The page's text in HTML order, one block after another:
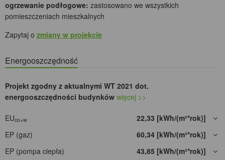
ogrzewanie podłogowe: zastosowano we wszystkich
pomieszczeniach mieszkalnych
Zapytaj o zmiany w projekcie
Energooszczędność
Projekt zgodny z aktualnymi WT 2021 dot.
energooszczędności budynków więcej >>
EUco+w
22,33 [kWh/(m²*rok)]
EP (gaz)
60,34 [kWh/(m²*rok)]
EP (pompa ciepła)
43,85 [kWh/(m²*rok)]